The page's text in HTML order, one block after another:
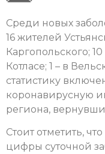
Среди новых
16 жителей
Каргопольского;
Котласе; 1 – в
статистику
коронавирусную
региона,
Стоит отметить,
цифры суточной